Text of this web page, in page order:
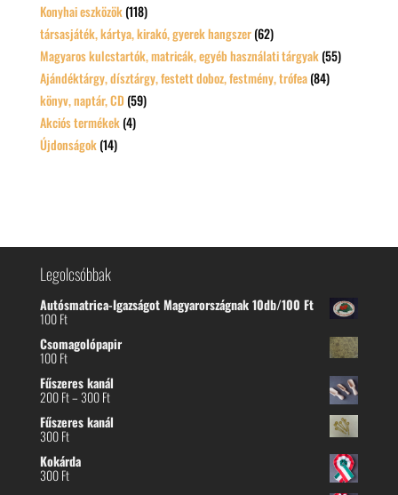
Konyhai eszközök (118)
társasjáték, kártya, kirakó, gyerek hangszer (62)
Magyaros kulcstartók, matricák, egyéb használati tárgyak (55)
Ajándéktárgy, dísztárgy, festett doboz, festmény, trófea (84)
könyv, naptár, CD (59)
Akciós termékek (4)
Újdonságok (14)
Legolcsóbbak
Autósmatrica-Igazságot Magyarországnak 10db/100 Ft
100Ft
Csomagolópapir
100Ft
Fűszeres kanál
200Ft–300FtÁrtartomány:
-
Fűszeres kanál
300Ft
Kokárda
300Ft